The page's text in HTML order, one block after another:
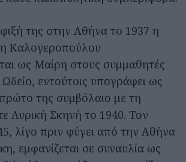
της στην Αθήνα το 1937 η
Καλογεροπούλου
ως Μαίρη στους συμμαθητές
εντούτοις υπογράφει ως
της συμβόλαιο με τη
Λυρική Σκηνή το 1940. Τον
λίγο πριν φύγει από την Αθήνα
εμφανίζεται σε συναυλία ως